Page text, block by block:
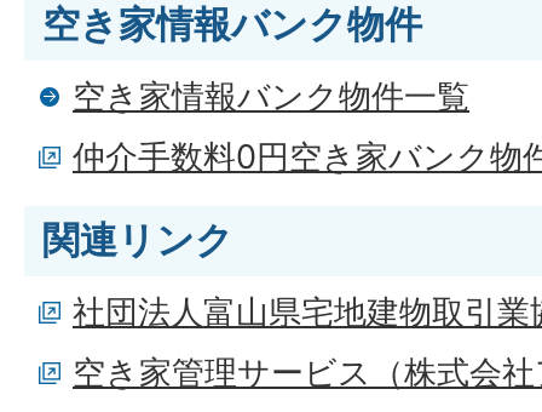
空き家情報バンク物件
空き家情報バンク物件一覧
仲介手数料0円空き家バンク物
関連リンク
社団法人富山県宅地建物取引業
空き家管理サービス（株式会